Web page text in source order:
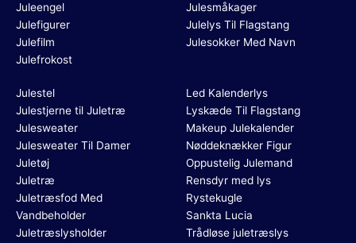
Juleengel
Julefigurer
Julefilm
Julefrokost
Julesmåkager
Julelys Til Flagstang
Julesokker Med Navn
Julestel
Julestjerne til Juletræ
Julesweater
Julesweater Til Damer
Juletøj
Juletræ
Juletræsfod Med
Vandbeholder
Juletræslysholder
Led Kalenderlys
Lyskæde Til Flagstang
Makeup Julekalender
Nøddeknækker Figur
Oppustelig Julemand
Rensdyr med lys
Rystekugle
Sankta Lucia
Trådløse juletræslys